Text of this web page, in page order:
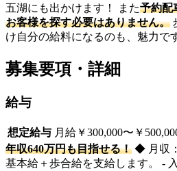
五湖にも出かけます！ また予約配
お客様を探す必要はありません。
け自分の給料になるのも、魅力で
募集要項・詳細
給与
想定給与 月給￥300,000〜￥
年収640万円も目指せる！ ◆ 月収
基本給＋歩合給を支給します。 -